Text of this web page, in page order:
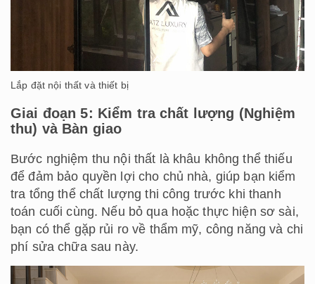
Lắp đặt nội thất và thiết bị
Giai đoạn 5: Kiểm tra chất lượng (Nghiệm
thu) và Bàn giao
Bước nghiệm thu nội thất là khâu không thể thiếu
để đảm bảo quyền lợi cho chủ nhà, giúp bạn kiểm
tra tổng thể chất lượng thi công trước khi thanh
toán cuối cùng. Nếu bỏ qua hoặc thực hiện sơ sài,
bạn có thể gặp rủi ro về thẩm mỹ, công năng và chi
phí sửa chữa sau này.